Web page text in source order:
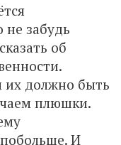
не забудь
об
их должно быть
плюшки.
побольше. И